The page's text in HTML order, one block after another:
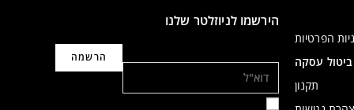
הפרטיות
ביטול עסקה
תקנון
הירשמו לניוזלטר שלנו